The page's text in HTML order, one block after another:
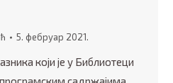
5. фебруар 2021.
који је у Библиотеци